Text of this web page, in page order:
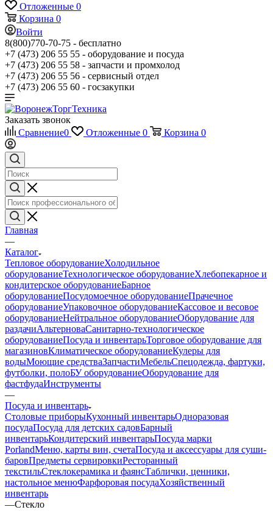
Отложенные 0
Корзина 0
Войти
8(800)770-70-75 - бесплатно
+7 (473) 206 55 55 - оборудование и посуда
+7 (473) 206 55 58 - запчасти и промхолод
+7 (473) 206 55 56 - сервисный отдел
+7 (473) 206 55 60 - госзакупки
Заказать звонок
Сравнение0 Отложенные 0 Корзина 0
Главная
—
Каталог
Тепловое оборудованиеХолодильное
оборудованиеТехнологическое оборудованиеХлебопекарное и
кондитерское оборудованиеБарное
оборудованиеПосудомоечное оборудованиеПрачечное
оборудованиеУпаковочное оборудованиеКассовое и весовое
оборудованиеНейтральное оборудованиеОборудование для
раздачиАльтерноваСанитарно-технологическое
оборудованиеПосуда и инвентарьТорговое оборудование для
магазиновКлиматическое оборудованиеКулеры для
водыМоющие средстваЗапчастиМебельСпецодежда, фартуки,
футболки, полоБУ оборудованиеОборудование для
фастфудаИнструменты
—
Посуда и инвентарь
Столовые приборыКухонный инвентарьОдноразовая
посудаПосуда для детских садовБарный
инвентарьКондитерский инвентарьПосуда марки
PorlandМеню, карты вин, счетаПосуда и аксессуары для суши-
баровПредметы сервировкиРесторанный
текстильСтеклокерамика и фаянсТаблички, ценники,
настольное менюФарфоровая посудаХозяйственный
инвентарь
—Стекло